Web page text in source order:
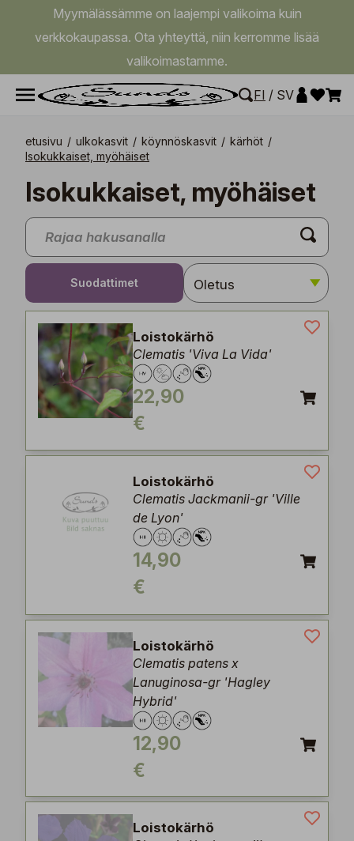
Myymälässämme on laajempi valikoima kuin
verkkokaupassa. Ota yhteyttä, niin kerromme lisää
valikoimastamme.
FI / SV
etusivu / ulkokasvit / köynnöskasvit / kärhöt /
Isokukkaiset, myöhäiset
Isokukkaiset, myöhäiset
Suodattimet
Loistokärhö
Clematis 'Viva La Vida'
22,90
€
Loistokärhö
Clematis Jackmanii-gr 'Ville
de Lyon'
14,90
€
Loistokärhö
Clematis patens x
Lanuginosa-gr 'Hagley
Hybrid'
12,90
€
Loistokärhö